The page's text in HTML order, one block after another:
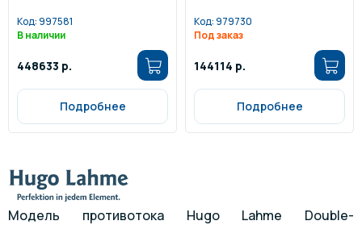
Код:997581
В наличии
448633 р.
Подробнее
Код:979730
Под заказ
144114 р.
Подробнее
Модель противотока Hugo Lahme Double-